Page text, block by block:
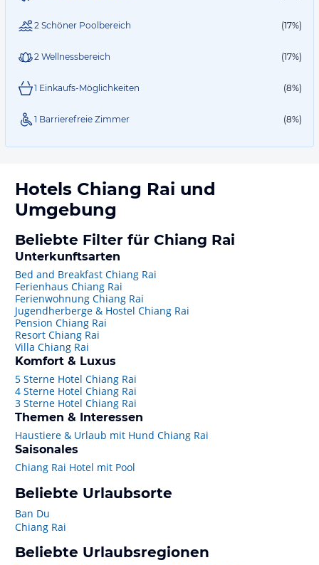
2 Schöner Poolbereich (17%)
2 Wellnessbereich (17%)
1 Einkaufs-Möglichkeiten (8%)
1 Barrierefreie Zimmer (8%)
Hotels Chiang Rai und
Umgebung
Beliebte Filter für Chiang Rai
Unterkunftsarten
Bed and Breakfast Chiang Rai
Ferienhaus Chiang Rai
Ferienwohnung Chiang Rai
Jugendherberge & Hostel Chiang Rai
Pension Chiang Rai
Resort Chiang Rai
Villa Chiang Rai
Komfort & Luxus
5 Sterne Hotel Chiang Rai
4 Sterne Hotel Chiang Rai
3 Sterne Hotel Chiang Rai
Themen & Interessen
Haustiere & Urlaub mit Hund Chiang Rai
Saisonales
Chiang Rai Hotel mit Pool
Beliebte Urlaubsorte
Ban Du
Chiang Rai
Beliebte Urlaubsregionen